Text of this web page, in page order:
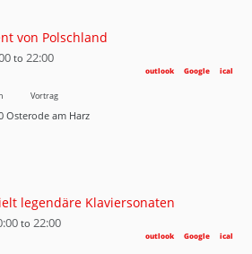
von Polschland
to 22:00
ical
Google
outlook
Vortrag
Osterode am Harz
legendäre Klaviersonaten
to 22:00
ical
Google
outlook